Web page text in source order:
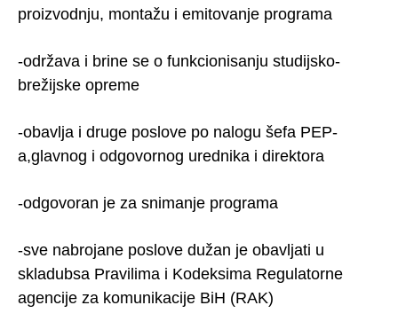
proizvodnju, montažu i emitovanje programa
-održava i brine se o funkcionisanju studijsko-
brežijske opreme
-obavlja i druge poslove po nalogu šefa PEP-
a,glavnog i odgovornog urednika i direktora
-odgovoran je za snimanje programa
-sve nabrojane poslove dužan je obavljati u
skladubsa Pravilima i Kodeksima Regulatorne
agencije za komunikacije BiH (RAK)